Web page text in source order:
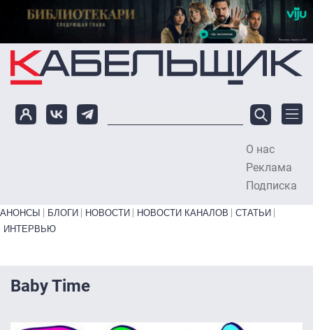
Перейти к основному содержанию
О нас
Реклама
Подписка
Primary links bottom
АНОНСЫ БЛОГИ НОВОСТИ НОВОСТИ КАНАЛОВ
СТАТЬИ
ИНТЕРВЬЮ
Baby Time